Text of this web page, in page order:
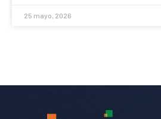
25 mayo, 2026